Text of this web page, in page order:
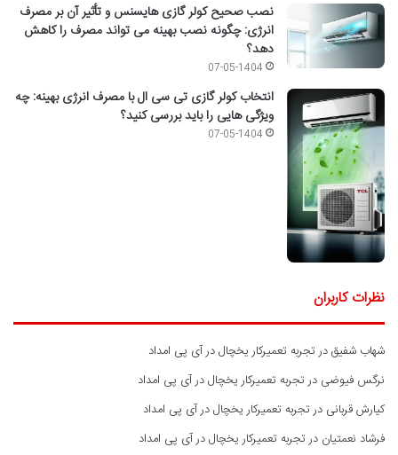
نصب صحیح کولر گازی هایسنس و تأثیر آن بر مصرف
انرژی: چگونه نصب بهینه می تواند مصرف را کاهش
دهد؟
07-05-1404
انتخاب کولر گازی تی سی ال با مصرف انرژی بهینه: چه
ویژگی هایی را باید بررسی کنید؟
07-05-1404
نظرات کاربران
شهاب شفیقدرتجربه تعمیرکار یخچال در آی پی امداد
نرگس فیوضی درتجربه تعمیرکار یخچال در آی پی امداد
کیارش قربانی درتجربه تعمیرکار یخچال در آی پی امداد
فرشاد نعمتیان درتجربه تعمیرکار یخچال در آی پی امداد